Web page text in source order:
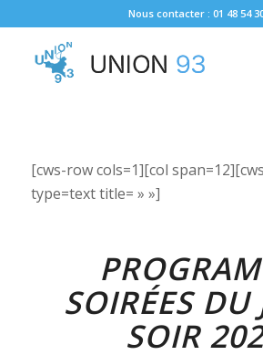
Nous contacter : 01 48 54
[cws-row cols=1][col
type=text title= » »]
SOIRÉES DU
SOIR